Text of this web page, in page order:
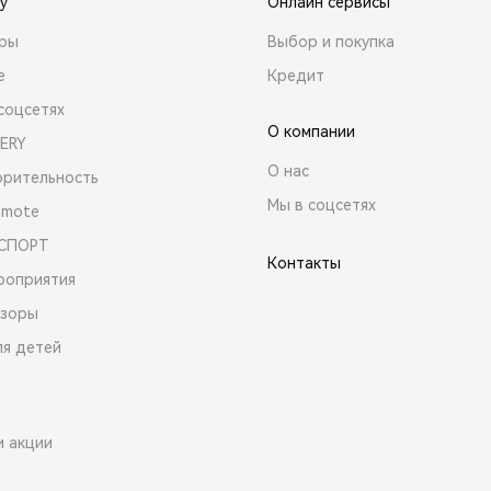
СПОРТ
детей
акции
Выбор и покупка
Кредит
О компании
О нас
Мы в соцсетях
Контакты